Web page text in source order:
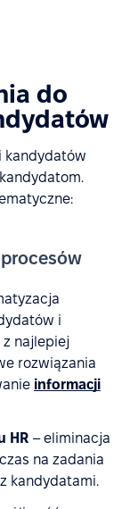
do
kandydatów
i
najlepiej
rozwiązania
informacji
HR – eliminacja
na zadania
kandydatami.